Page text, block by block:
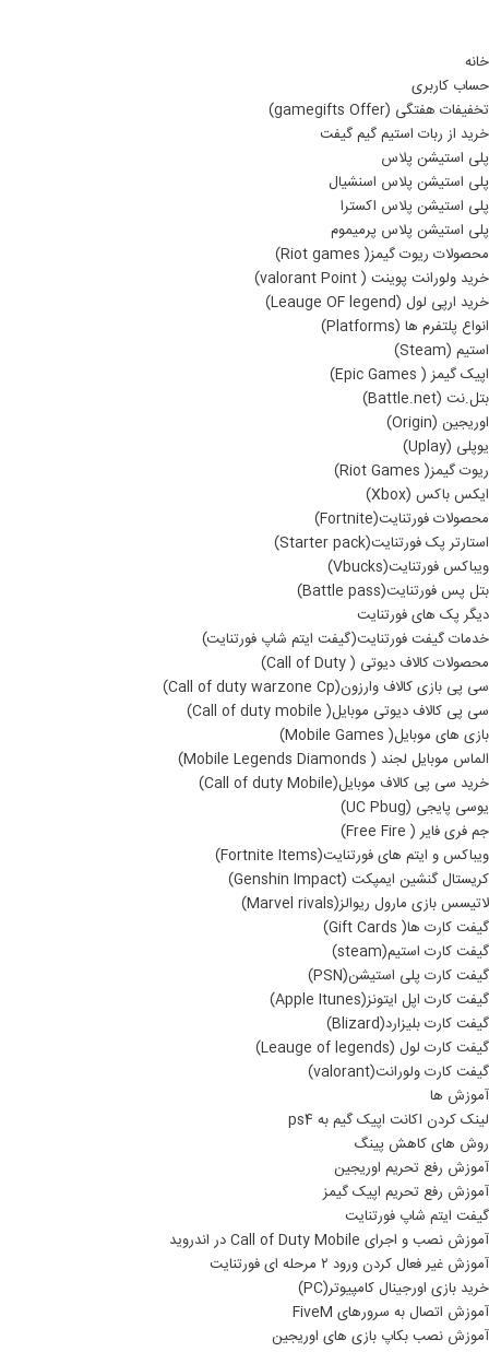
خانه
حساب کاربری
تخفیفات هفتگی (gamegifts Offer)
خرید از ربات استیم گیم گیفت
پلی استیشن پلاس
پلی استیشن پلاس اسنشیال
پلی استیشن پلاس اکسترا
پلی استیشن پلاس پرمیموم
محصولات ریوت گیمز( Riot games)
خرید ولورانت پوینت ( valorant Point)
خرید ارپی لول (Leauge OF legend)
انواع پلتفرم ها (Platforms)
استیم (Steam)
اپیک گیمز ( Epic Games)
بتل.نت (Battle.net)
اوریجین (Origin)
یوپلی (Uplay)
ریوت گیمز( Riot Games)
ایکس باکس (Xbox)
محصولات فورتنایت(Fortnite)
استارتر پک فورتنایت(Starter pack)
ویباکس فورتنایت(Vbucks)
بتل پس فورتنایت(Battle pass)
دیگر پک های فورتنایت
خدمات گیفت فورتنایت(گیفت ایتم شاپ فورتنایت)
محصولات کالاف دیوتی ( Call of Duty)
سی پی بازی کالاف وارزون(Call of duty warzone Cp)
سی پی کالاف دیوتی موبایل( Call of duty mobile)
بازی های موبایل( Mobile Games)
الماس موبایل لجند ( Mobile Legends Diamonds)
خرید سی پی کالاف موبایل(Call of duty Mobile)
یوسی پایجی (UC Pbug)
جم فری فایر ( Free Fire)
ویباکس و ایتم های فورتنایت(Fortnite Items)
کریستال گنشین ایمپکت (Genshin Impact)
لاتیسس بازی مارول ریوالز(Marvel rivals)
گیفت کارت ها( Gift Cards)
گیفت کارت استیم(steam)
گیفت کارت پلی استیشن(PSN)
گیفت کارت اپل ایتونز(Apple Itunes)
گیفت کارت بلیزارد(Blizard)
گیفت کارت لول (Leauge of legends)
گیفت کارت ولورانت(valorant)
آموزش ها
لینک کردن اکانت اپیک گیم به ps4
روش های کاهش پینگ
آموزش رفع تحریم اوریجین
آموزش رفع تحریم اپیک گیمز
گیفت ایتم شاپ فورتنایت
آموزش نصب و اجرای Call of Duty Mobile در اندروید
آموزش غیر فعال کردن ورود ۲ مرحله ای فورتنایت
خرید بازی اورجینال کامپیوتر(PC)
آموزش اتصال به سرورهای FiveM
آموزش نصب بکاپ بازی های اوریجین